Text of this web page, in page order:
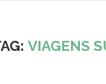
VIAGENS